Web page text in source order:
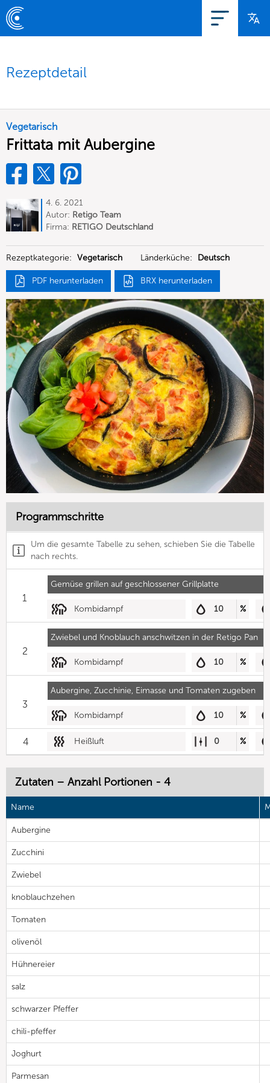
Rezeptdetail
Vegetarisch
Frittata mit Aubergine
4. 6. 2021
Autor: Retigo Team
Deutschland
Firma: RETIGO Deutschland
Rezeptkategorie: Vegetarisch Länderküche: Deutsch
PDF herunterladen BRX herunterladen
Programmschritte
Um die gesamte Tabelle zu sehen, schieben Sie die Tabelle
nach rechts.
Gemüse grillen auf geschlossener Grillplatte
1
Kombidampf 10 %
Zwiebel und Knoblauch anschwitzen in der Retigo Pan
2
Kombidampf 10 %
Aubergine, Zucchinie, Eimasse und Tomaten zugeben
3
Kombidampf 10 %
4 Heißluft 0 %
Zutaten – Anzahl Portionen - 4
Name
Aubergine
Zucchini
Zwiebel
knoblauchzehen
Tomaten
olivenöl
Hühnereier
salz
schwarzer Pfeffer
chili-pfeffer
Joghurt
Parmesan